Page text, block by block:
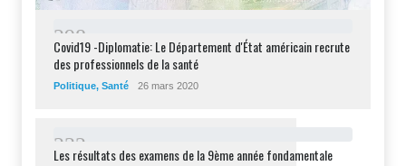
298
Covid19 -Diplomatie: Le Département d'État américain recrute
des professionnels de la santé
Politique, Santé 26 mars 2020
232
Les résultats des examens de la 9ème année fondamentale